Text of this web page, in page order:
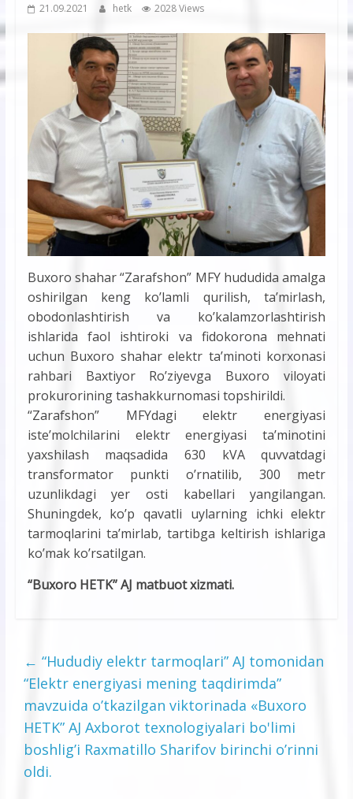
21.09.2021 hetk 2028 Views
Buxoro shahar “Zarafshon” MFY hududida amalga
oshirilgan keng koʼlamli qurilish, taʼmirlash,
obodonlashtirish va koʼkalamzorlashtirish
ishlarida faol ishtiroki va fidokorona mehnati
uchun Buxoro shahar elektr taʼminoti korxonasi
rahbari Baxtiyor Roʼziyevga Buxoro viloyati
prokurorining tashakkurnomasi topshirildi.
“Zarafshon” MFYdagi elektr energiyasi
isteʼmolchilarini elektr energiyasi taʼminotini
yaxshilash maqsadida 630 kVА quvvatdagi
transformator punkti oʼrnatilib, 300 metr
uzunlikdagi yer osti kabellari yangilangan.
Shuningdek, koʼp qavatli uylarning ichki elektr
tarmoqlarini taʼmirlab, tartibga keltirish ishlariga
koʼmak koʼrsatilgan.
“Buxoro HETK” АJ matbuot xizmati.
← “Hududiy elektr tarmoqlari” АJ tomonidan
“Elektr energiyasi mening taqdirimda”
mavzuida oʼtkazilgan viktorinada «Buxoro
HETK” АJ Аxborot texnologiyalari bo'limi
boshligʼi Raxmatillo Sharifov birinchi oʼrinni
oldi.